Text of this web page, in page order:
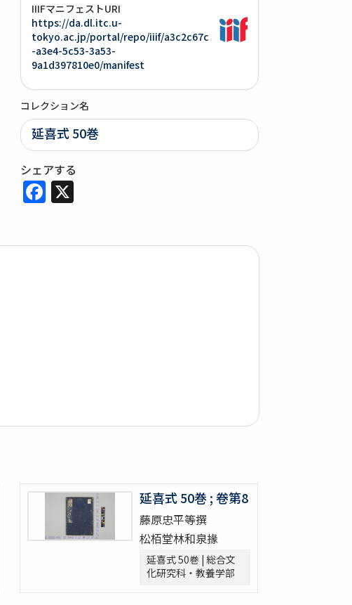
IIIFマニフェストURI
https://da.dl.itc.u-
tokyo.ac.jp/portal/repo/iiif/a3c2c67c
-a3e4-5c53-3a53-
9a1d397810e0/manifest
コレクション名
延喜式 50巻
シェアする
Facebook
X
延喜式 50巻 ; 卷第8
藤原忠平等撰
松栢堂林和泉掾
延喜式 50巻 | 総合文
化研究科・教養学部